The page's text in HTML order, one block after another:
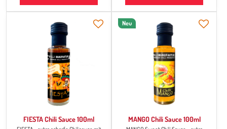
FIESTA Chili Sauce 100ml
Neu
MANGO Chili Sauce 100ml